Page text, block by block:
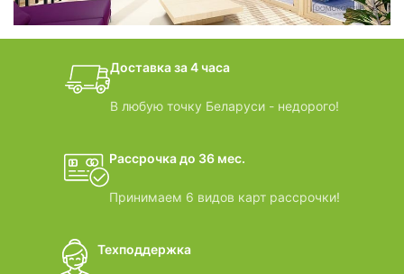
дачные домики
ВИДЕООБЗОРЫ
Доставка за 4 часа
В любую точку Беларуси - недорого!
Рассрочка до 36 мес.
Принимаем 6 видов карт рассрочки!
Техподдержка